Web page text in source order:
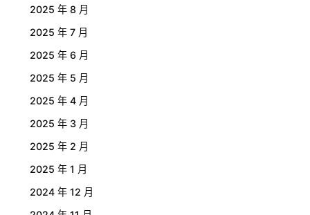
2025 年 8 月
2025 年 7 月
2025 年 6 月
2025 年 5 月
2025 年 4 月
2025 年 3 月
2025 年 2 月
2025 年 1 月
2024 年 12 月